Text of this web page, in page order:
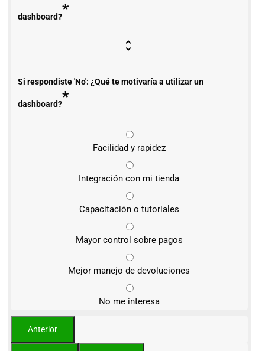
dashboard?*
Si respondiste 'No': ¿Qué te motivaría a utilizar un
dashboard?*
Facilidad y rapidez
Integración con mi tienda
Capacitación o tutoriales
Mayor control sobre pagos
Mejor manejo de devoluciones
No me interesa